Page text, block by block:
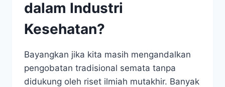
dalam Industri
Kesehatan?
Bayangkan jika kita masih mengandalkan
pengobatan tradisional semata tanpa
didukung oleh riset ilmiah mutakhir. Banyak